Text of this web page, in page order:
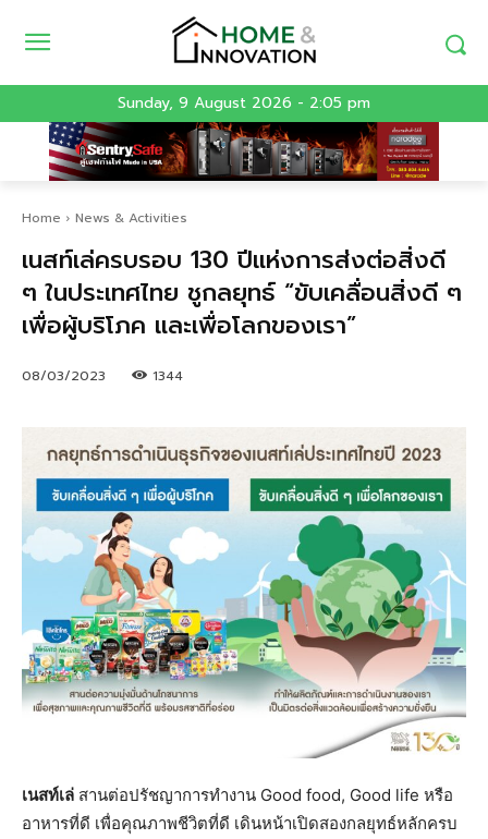
Sunday, 9 August 2026 - 2:05 pm
Home News & Activities
เนสท์เล่ครบรอบ 130 ปีแห่งการส่งต่อสิ่งดี
ๆ ในประเทศไทย ชูกลยุทธ์ “ขับเคลื่อนสิ่งดี ๆ
เพื่อผู้บริโภค และเพื่อโลกของเรา”
08/03/2023 1344
เนสท์เล่ สานต่อปรัชญาการทำงาน Good food, Good life หรือ
อาหารที่ดี เพื่อคุณภาพชีวิตที่ดี เดินหน้าเปิดสองกลยุทธ์หลักครบ